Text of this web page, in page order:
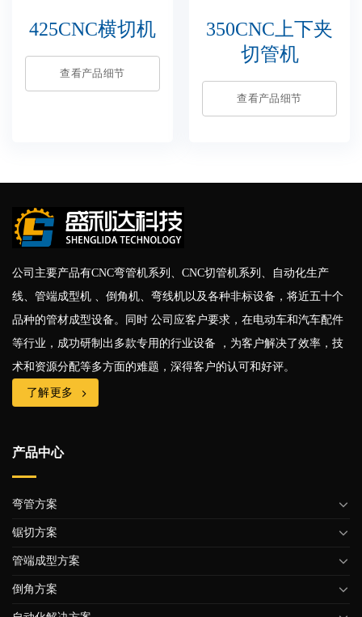
425CNC横切机
查看产品细节
350CNC上下夹
切管机
查看产品细节
公司主要产品有CNC弯管机系列、CNC切管机系列、自动化生产
线、管端成型机 、倒角机、弯线机以及各种非标设备，将近五十个
品种的管材成型设备。同时 公司应客户要求，在电动车和汽车配件
等行业，成功研制出多款专用的行业设备 ，为客户解决了效率，技
术和资源分配等多方面的难题，深得客户的认可和好评。
了解更多
产品中心
弯管方案
锯切方案
管端成型方案
倒角方案